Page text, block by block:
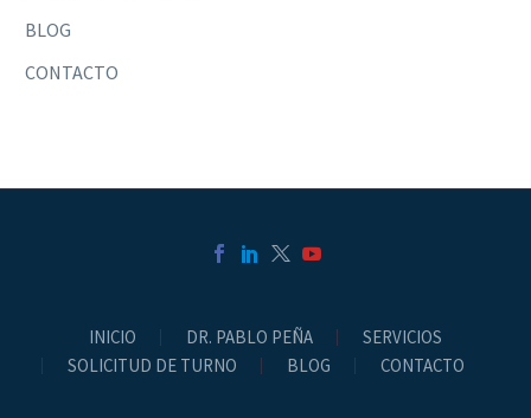
BLOG
CONTACTO
INICIO DR. PABLO PEÑA
SERVICIOS
SOLICITUD DE TURNO
BLOG CONTACTO